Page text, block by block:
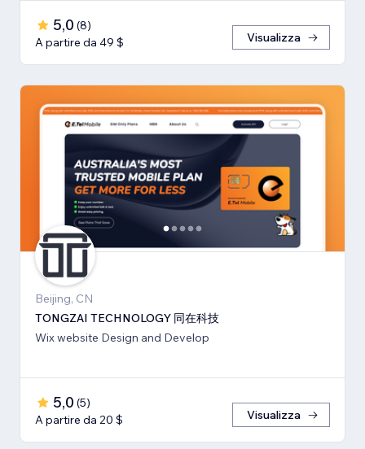
5,0 (8)
A partire da 49 $
Visualizza
Beijing, CN
TONGZAI TECHNOLOGY 同在科技
Wix website Design and Develop
5,0 (5)
A partire da 20 $
Visualizza